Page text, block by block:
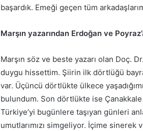
başardık. Emeği geçen tüm
Marşın yazarından Erdoğan ve
Marşın söz ve beste yazarı olan Doç.
duygu hissettim. Şiirin ilk dörtlüğü
var. Üçüncü dörtlükte ülkece
bulundum. Son dörtlükte ise
Türkiye’yi bugünlere taşıyan günleri
umutlarımızı simgeliyor. İçime sinerek